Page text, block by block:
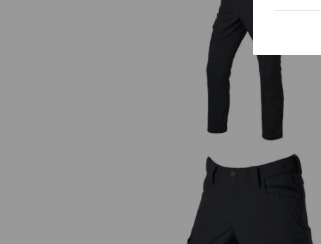
Bundhose e.s.t:aktik light ripstop
Short e.s.t:aktik light ripstop